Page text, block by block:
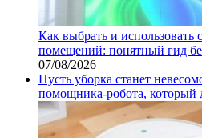
Как выбрать и использовать
помещений: понятный гид
07/08/2026
Пусть уборка станет
помощника‑робота, который